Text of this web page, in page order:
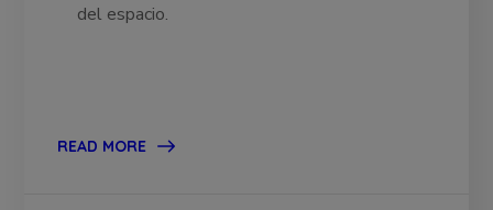
del espacio.
READ MORE